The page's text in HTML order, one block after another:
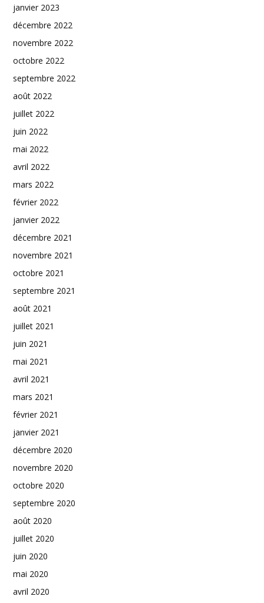
janvier 2023
décembre 2022
novembre 2022
octobre 2022
septembre 2022
août 2022
juillet 2022
juin 2022
mai 2022
avril 2022
mars 2022
février 2022
janvier 2022
décembre 2021
novembre 2021
octobre 2021
septembre 2021
août 2021
juillet 2021
juin 2021
mai 2021
avril 2021
mars 2021
février 2021
janvier 2021
décembre 2020
novembre 2020
octobre 2020
septembre 2020
août 2020
juillet 2020
juin 2020
mai 2020
avril 2020